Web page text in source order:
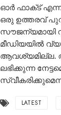
ഓര്‍ ഫാക്‌ട്
ഒരു ഉത്തരവ്
സൗജന്യമായി
മീഡിയയില്‍
ആവശ്യമില്ല.
ലഭിക്കുന്ന
LATEST